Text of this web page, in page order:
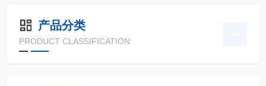
产品分类
PRODUCT CLASSIFICATION